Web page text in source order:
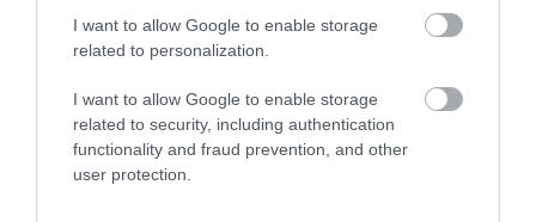
I want to allow Google to enable storage
related to personalization.
I want to allow Google to enable storage
related to security, including authentication
functionality and fraud prevention, and other
user protection.
népszerűségének, részben pedig a városi strandok
viszonylag kicsi méretének köszönhető.
Ez is érdekelhet! 1 eurós nyaralás Szicíliában?
Mutatjuk a részleteket!